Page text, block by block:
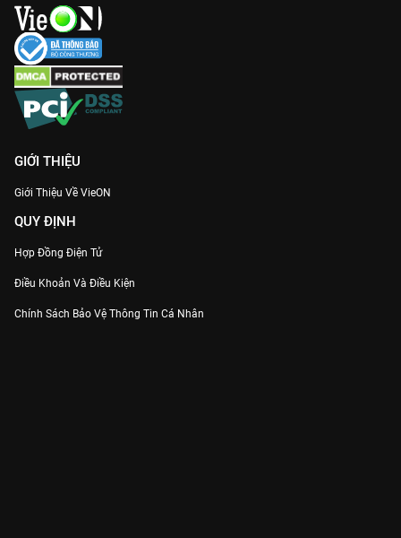
GIỚI THIỆU
Giới Thiệu Về VieON
QUY ĐỊNH
Hợp Đồng Điện Tử
Điều Khoản Và Điều Kiện
Chính Sách Bảo Vệ Thông Tin Cá Nhân